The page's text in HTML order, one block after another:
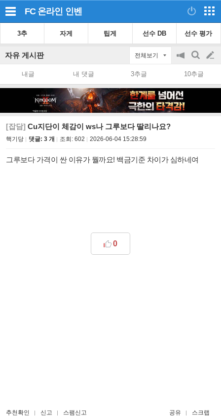
FC 온라인 인벤
3추 자게 팁게 선수 DB 선수 평가
자유 게시판 전체보기
공
지
on/off
검
색
글
쓰
내글 내 댓글 3추글 10추글
[잡담] Cu지단이 체감이 ws나 그루보다 딸리나요?
핵기당 댓글: 3 개 조회: 602 2026-06-04 15:28:59
그루보다 가격이 싼 이유가 뭘까요! 백금기준 차이가 심하네여
0
추천확인 신고 스팸신고 공유 스크랩